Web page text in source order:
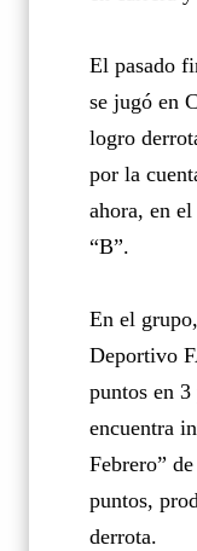
El pasado
se jugó en
logro
por la
ahora, en
“B”.
En el
Deportivo
puntos en
encuentra
Febrero”
puntos,
derrota.